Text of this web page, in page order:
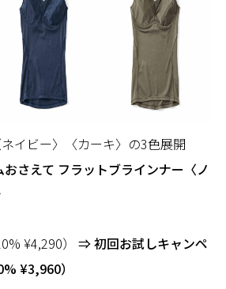
ネイビー〉〈カーキ〉の3色展開
おさえて フラットブラインナー〈ノ
¥4,290） ⇒ 初回お試しキャンペ
¥3,960）